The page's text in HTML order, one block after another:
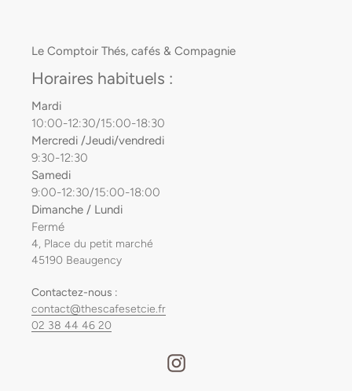
Le Comptoir Thés, cafés & Compagnie
Horaires habituels :
Mardi
10:00-12:30/15:00-18:30
Mercredi /Jeudi/vendredi
9:30-12:30
Samedi
9:00-12:30/15:00-18:00
Dimanche / Lundi
Fermé
4, Place du petit marché
45190 Beaugency
Contactez-nous :
contact@thescafesetcie.fr
02 38 44 46 20
Instagram